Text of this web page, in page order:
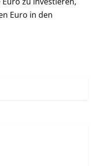
Euro in den